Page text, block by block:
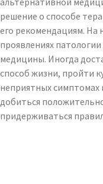
решение о способе
его рекомендациям. На
проявлениях
медицины. Иногда
способ жизни, пройти
неприятных
добиться
придерживаться